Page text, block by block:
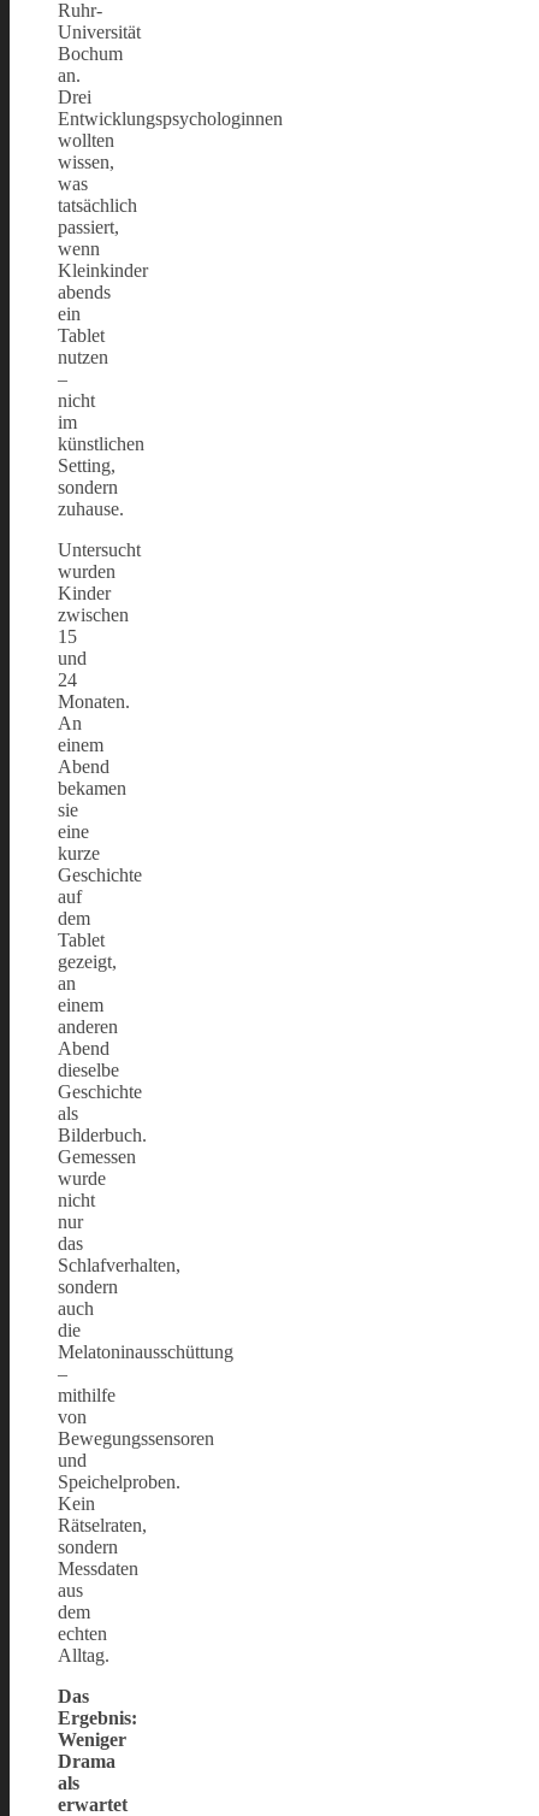
Ruhr-
Universität
Bochum
an.
Drei
Entwicklungspsychologinnen
wollten
wissen,
was
tatsächlich
passiert,
wenn
Kleinkinder
abends
ein
Tablet
nutzen
–
nicht
im
künstlichen
Setting,
sondern
zuhause.
Untersucht
wurden
Kinder
zwischen
15
und
24
Monaten.
An
einem
Abend
bekamen
sie
eine
kurze
Geschichte
auf
dem
Tablet
gezeigt,
an
einem
anderen
Abend
dieselbe
Geschichte
als
Bilderbuch.
Gemessen
wurde
nicht
nur
das
Schlafverhalten,
sondern
auch
die
Melatoninausschüttung
–
mithilfe
von
Bewegungssensoren
und
Speichelproben.
Kein
Rätselraten,
sondern
Messdaten
aus
dem
echten
Alltag.
Das
Ergebnis:
Weniger
Drama
als
erwartet